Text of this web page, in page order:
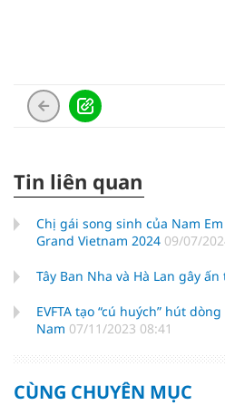
Tin liên quan
Chị gái song sinh của Nam
Grand Vietnam 2024 09/07/
Tây Ban Nha và Hà Lan gây
EVFTA tạo “cú huých” hút
Nam 07/11/2023 08:41
CÙNG CHUYÊN MỤC